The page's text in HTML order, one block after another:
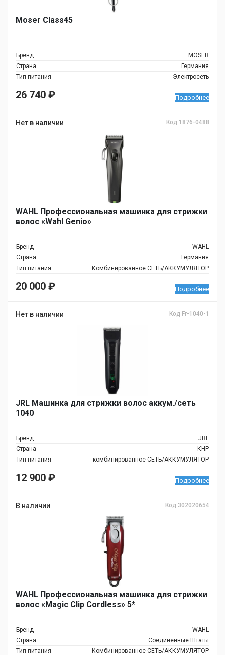
Moser Class45
Бренд
MOSER
Страна
Германия
Тип питания
Электросеть
26 740 ₽ Подробнее
Нет в наличии Код 1876-0488
WAHL Профессиональная машинка для стрижки
волос «Wahl Genio»
Бренд
WAHL
Страна
Германия
Тип питания
Комбинированное СЕТЬ/АККУМУЛЯТОР
20 000 ₽ Подробнее
Нет в наличии Код Fr-1040-1
JRL Машинка для стрижки волос аккум./сеть
1040
Бренд
JRL
Страна
КНР
Тип питания
комбинированное СЕТЬ/АККУМУЛЯТОР
12 900 ₽ Подробнее
В наличии Код 302020654
WAHL Профессиональная машинка для стрижки
волос «Magic Clip Cordless» 5*
Бренд
WAHL
Страна
Соединенные Штаты
Тип питания
Комбинированное СЕТЬ/АККУМУЛЯТОР